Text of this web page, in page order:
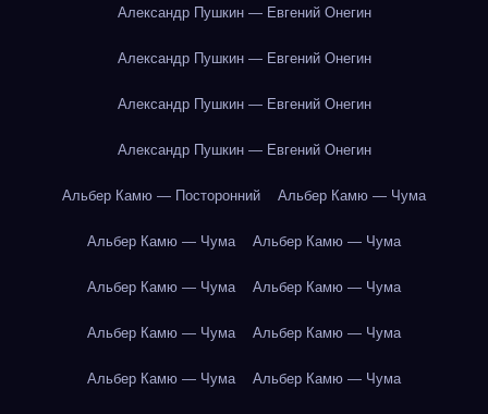
Александр Пушкин — Евгений Онегин
Александр Пушкин — Евгений Онегин
Александр Пушкин — Евгений Онегин
Александр Пушкин — Евгений Онегин
Альбер Камю — Посторонний Альбер Камю — Чума
Альбер Камю — Чума Альбер Камю — Чума
Альбер Камю — Чума Альбер Камю — Чума
Альбер Камю — Чума Альбер Камю — Чума
Альбер Камю — Чума Альбер Камю — Чума